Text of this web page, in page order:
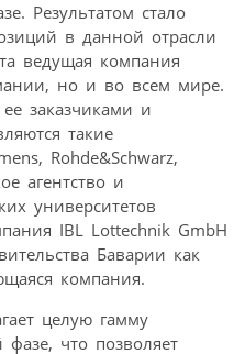
Результатом стало
в данной отрасли
ведущая компания
но и во всем мире.
заказчиками и
такие
Rohde&Schwarz,
агентство и
университетов
IBL Lottechnik GmbH
Баварии как
компания.
целую гамму
что позволяет